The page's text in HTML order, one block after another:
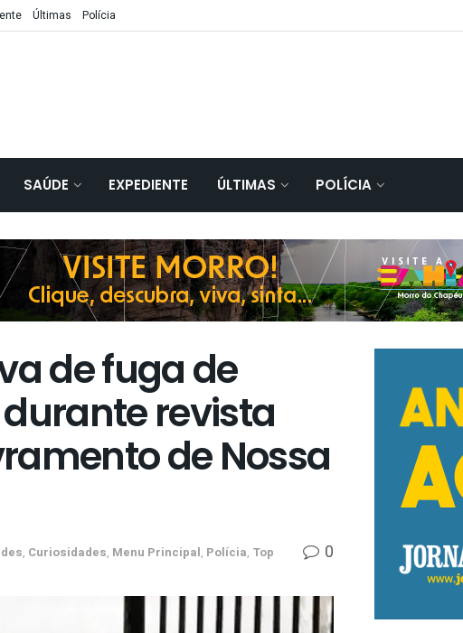
Últimas Polícia
SAÚDE EXPEDIENTE ÚLTIMAS POLÍCIA
de fuga de
revista
de Nossa
, Curiosidades, Menu Principal, Polícia, Top 0